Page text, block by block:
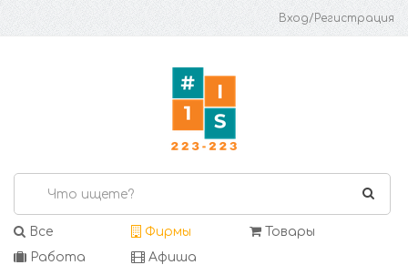
Вход/Регистрация
Все Фирмы
Товары
Работа
Афиша